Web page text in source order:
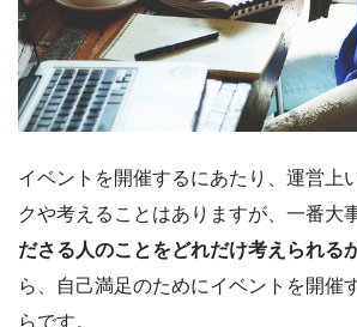
イベントを開催するにあたり、運営上
クや考えることはありますが、一番大
ださる人のことをどれだけ考えられる
ら、自己満足のためにイベントを開催
らです。